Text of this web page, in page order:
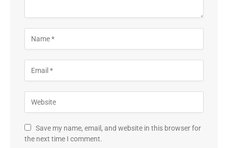
Save my name, email, and website in this browser for
the next time I comment.